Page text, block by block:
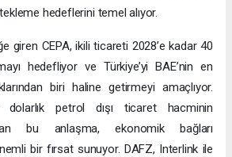
hedeflerini temel alıyor.
giren CEPA, ikili ticareti 2028’e kadar 40
hedefliyor ve Türkiye’yi BAE’nin en
biri haline getirmeyi amaçlıyor.
petrol dışı ticaret hacminin
bu anlaşma, ekonomik bağları
bir fırsat sunuyor. DAFZ, Interlink ile